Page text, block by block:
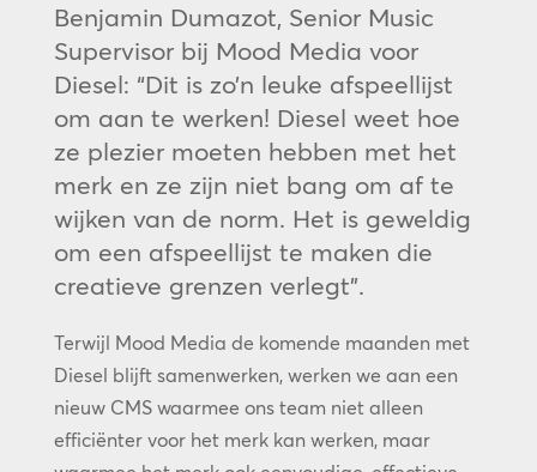
Benjamin Dumazot, Senior Music
Supervisor bij Mood Media voor
Diesel: “Dit is zo’n leuke afspeellijst
om aan te werken! Diesel weet hoe
ze plezier moeten hebben met het
merk en ze zijn niet bang om af te
wijken van de norm. Het is geweldig
om een afspeellijst te maken die
creatieve grenzen verlegt”.
Terwijl Mood Media de komende maanden met
Diesel blijft samenwerken, werken we aan een
nieuw CMS waarmee ons team niet alleen
efficiënter voor het merk kan werken, maar